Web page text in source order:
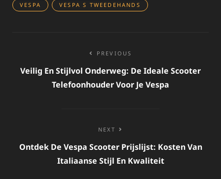
VESPA VESPA S TWEEDEHANDS
navigatie
PREVIOUS
Veilig En Stijlvol Onderweg: De Ideale Scooter
Telefoonhouder Voor Je Vespa
NEXT
Ontdek De Vespa Scooter Prijslijst: Kosten Van
Italiaanse Stijl En Kwaliteit